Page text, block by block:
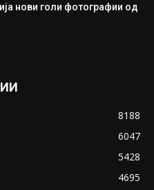
нови голи фотографии од
8188
6047
5428
4695